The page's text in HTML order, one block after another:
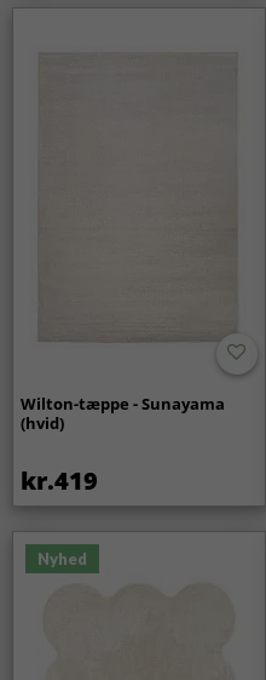
Wilton-tæppe - Sunayama
(hvid)
kr.419
Nyhed